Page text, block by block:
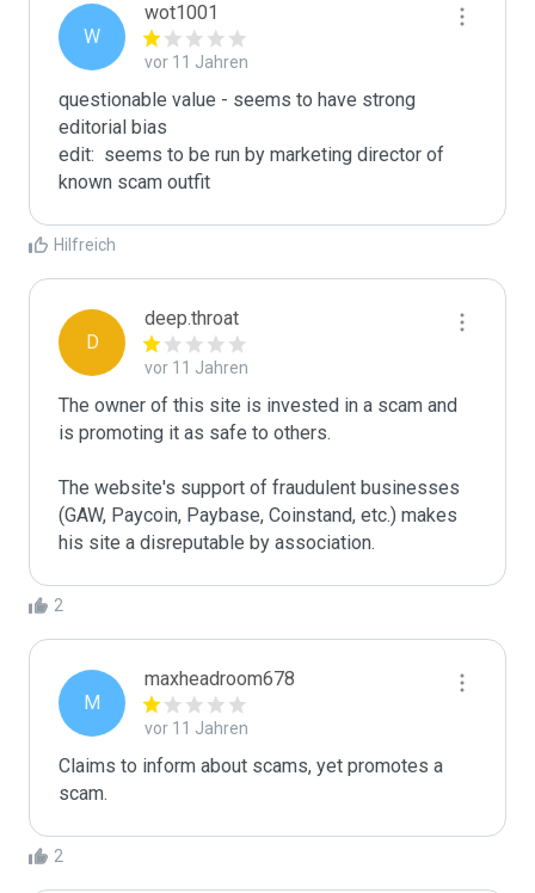
W
wot1001
vor 11 Jahren
questionable value - seems to have strong
editorial bias
edit:  seems to be run by marketing director of
known scam outfit
Hilfreich
D
deep.throat
vor 11 Jahren
The owner of this site is invested in a scam and
is promoting it as safe to others.
The website's support of fraudulent businesses
(GAW, Paycoin, Paybase, Coinstand, etc.) makes
his site a disreputable by association.
2
M
maxheadroom678
vor 11 Jahren
Claims to inform about scams, yet promotes a
scam.
2